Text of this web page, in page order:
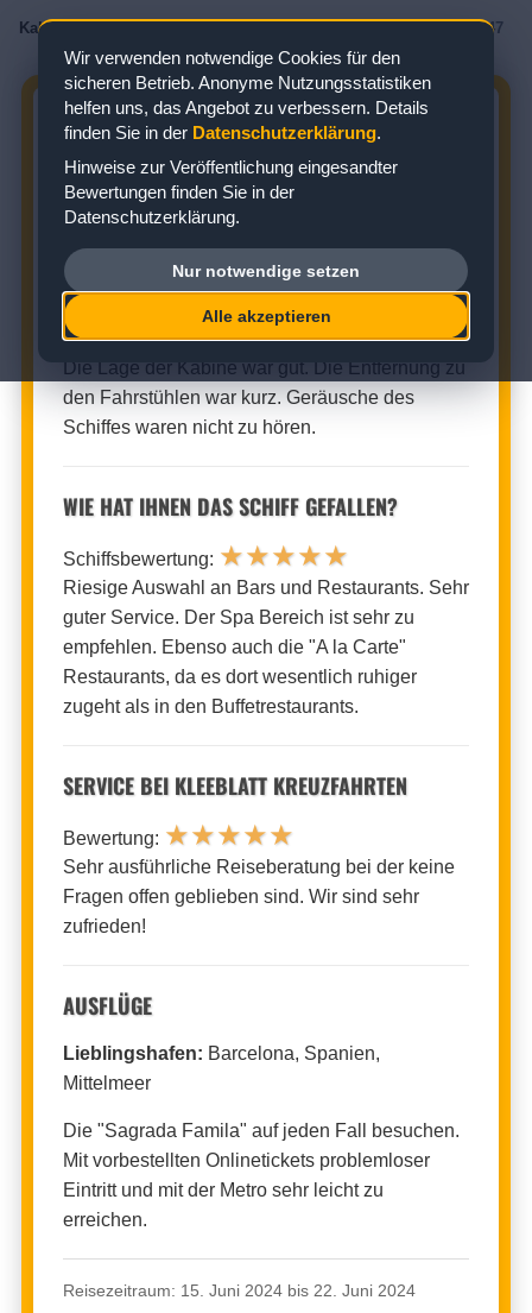
Kabinenbewertungen Kabine 12047
AIDACOSMA KABINE 12047:
BEWERTUNG ZUR INNENKABINE
Zielgebiet: Mittelmeer
INNENKABINE (KABINENNUMMER: 12047)
Kabinenbewertung:★★★★☆
Die Lage der Kabine war gut. Die Entfernung zu
den Fahrstühlen war kurz. Geräusche des
Schiffes waren nicht zu hören.
WIE HAT IHNEN DAS SCHIFF GEFALLEN?
Schiffsbewertung: ★★★★★
Riesige Auswahl an Bars und Restaurants. Sehr
guter Service. Der Spa Bereich ist sehr zu
empfehlen. Ebenso auch die "A la Carte"
Restaurants, da es dort wesentlich ruhiger
zugeht als in den Buffetrestaurants.
SERVICE BEI KLEEBLATT KREUZFAHRTEN
Bewertung: ★★★★★
Sehr ausführliche Reiseberatung bei der keine
Fragen offen geblieben sind. Wir sind sehr
zufrieden!
AUSFLÜGE
Lieblingshafen: Barcelona, Spanien,
Mittelmeer
Die "Sagrada Famila" auf jeden Fall besuchen.
Mit vorbestellten Onlinetickets problemloser
Eintritt und mit der Metro sehr leicht zu
erreichen.
Reisezeitraum: 15. Juni 2024 bis 22. Juni 2024
Wir verwenden notwendige Cookies für den
sicheren Betrieb. Anonyme Nutzungsstatistiken
helfen uns, das Angebot zu verbessern. Details
finden Sie in der Datenschutzerklärung.
Hinweise zur Veröffentlichung eingesandter
Bewertungen finden Sie in der
Datenschutzerklärung.
Nur notwendige setzen
Alle akzeptieren